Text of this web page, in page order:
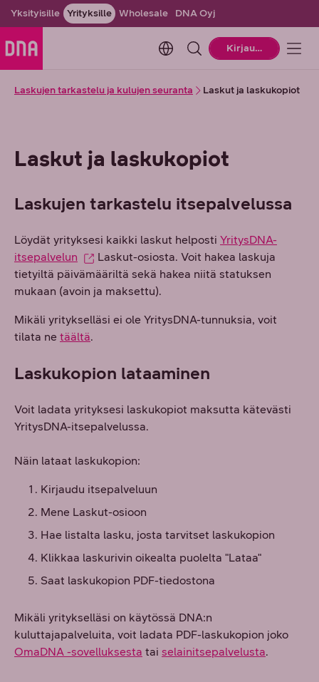
Yksityisille Yrityksille Wholesale DNA Oyj
Change language. Current
Kirjaudu
Laskujen tarkastelu ja kulujen seuranta Laskut ja laskukopiot
Laskut ja laskukopiot
Laskujen tarkastelu itsepalvelussa
Löydät yrityksesi kaikki laskut helposti YritysDNA-
itsepalvelun
Laskut-osiosta. Voit hakea laskuja
tietyiltä päivämääriltä sekä hakea niitä statuksen
mukaan (avoin ja maksettu).
Mikäli yritykselläsi ei ole YritysDNA-tunnuksia, voit
tilata ne täältä.
Laskukopion lataaminen
Voit ladata yrityksesi laskukopiot maksutta kätevästi
YritysDNA-itsepalvelussa.
Näin lataat laskukopion:
Kirjaudu itsepalveluun
Mene Laskut-osioon
Hae listalta lasku, josta tarvitset laskukopion
Klikkaa laskurivin oikealta puolelta "Lataa"
Saat laskukopion PDF-tiedostona
Mikäli yritykselläsi on käytössä DNA:n
kuluttajapalveluita, voit ladata PDF-laskukopion joko
OmaDNA -sovelluksesta tai selainitsepalvelusta.